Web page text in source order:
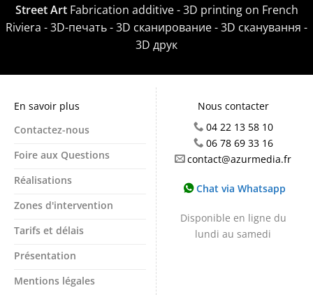
Street ArtFabrication additive - 3D printing on French
Riviera - 3D-печать - 3D сканирование - 3D сканування -
3D друк
En savoir plus
Contactez-nous
Foire aux Questions
Réalisations
Zones d'intervention
Tarifs et délais
Présentation
Mentions légales
Nous contacter
04 22 13 58 10
06 78 69 33 16
contact@azurmedia.fr
Chat via Whatsapp
Disponible en ligne du
lundi au samedi